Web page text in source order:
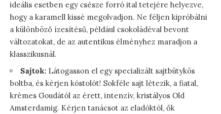
ideális esetben egy csésze forró ital tetejére helyezve,
hogy a karamell kissé megolvadjon. Ne féljen kipróbálni
a különböző ízesítésű, például csokoládéval bevont
változatokat, de az autentikus élményhez maradjon a
klasszikusnál.
Sajtok: Látogasson el egy specializált sajtbütykös
boltba, és kérjen kóstolót! Sokféle sajt létezik, a fiatal,
krémes Goudától az érett, intenzív, kristályos Old
Amsterdamig. Kérjen tanácsot az eladóktól, ők